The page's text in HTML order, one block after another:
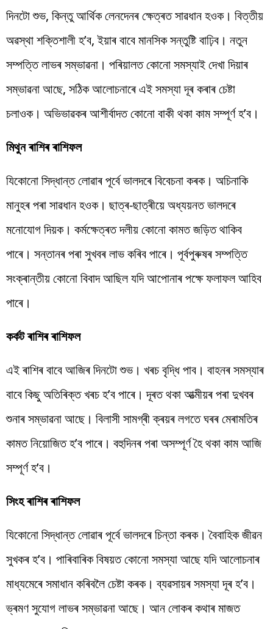
দিনটো শুভ, কিন্তু আৰ্থিক লেনদেনৰ ক্ষেত্ৰত সাৱধান হওক। বিত্তীয়
অৱস্থা শক্তিশালী হ’ব, ইয়াৰ বাবে মানসিক সন্তুষ্টি বাঢ়িব। নতুন
সম্পত্তি লাভৰ সম্ভাৱনা। পৰিয়ালত কোনো সমস্যাই দেখা দিয়াৰ
সম্ভাৱনা আছে, সঠিক আলোচনাৰে এই সমস্যা দূৰ কৰাৰ চেষ্টা
চলাওক। অভিভাৱকৰ আশীৰ্বাদত কোনো বাকী থকা কাম সম্পূৰ্ণ হ’ব।
মিথুন ৰাশিৰ ৰাশিফল
যিকোনো সিদ্ধান্ত লোৱাৰ পূৰ্বে ভালদৰে বিবেচনা কৰক। অচিনাকি
মানুহৰ পৰা সাৱধান হওক। ছাত্ৰ-ছাত্ৰীয়ে অধ্যয়নত ভালদৰে
মনোযোগ দিয়ক। কৰ্মক্ষেত্ৰত দলীয় কোনো কামত জড়িত থাকিব
পাৰে। সন্তানৰ পৰা সুখবৰ লাভ কৰিব পাৰে। পূৰ্বপুৰুষৰ সম্পত্তি
সংক্ৰান্তীয় কোনো বিবাদ আছিল যদি আপোনাৰ পক্ষে ফলাফল আহিব
পাৰে।
কৰ্কট ৰাশিৰ ৰাশিফল
এই ৰাশিৰ বাবে আজিৰ দিনটো শুভ। খৰচ বৃদ্ধি পাব। বাহনৰ সমস্যাৰ
বাবে কিছু অতিৰিক্ত খৰচ হ’ব পাৰে। দূৰত থকা আত্মীয়ৰ পৰা দুখবৰ
শুনাৰ সম্ভাৱনা আছে। বিলাসী সামগ্ৰী ক্ৰয়ৰ লগতে ঘৰৰ মেৰামতিৰ
কামত নিয়োজিত হ’ব পাৰে। বহুদিনৰ পৰা অসম্পূৰ্ণ হৈ থকা কাম আজি
সম্পূৰ্ণ হ’ব।
সিংহ ৰাশিৰ ৰাশিফল
যিকোনো সিদ্ধান্ত লোৱাৰ পূৰ্বে ভালদৰে চিন্তা কৰক। বৈবাহিক জীৱন
সুখকৰ হ’ব। পাৰিবাৰিক বিষয়ত কোনো সমস্যা আছে যদি আলোচনাৰ
মাধ্যমেৰে সমাধান কৰিবলৈ চেষ্টা কৰক। ব্যৱসায়ৰ সমস্যা দূৰ হ’ব।
ভ্ৰমণ সুযোগ লাভৰ সম্ভাৱনা আছে। আন লোকৰ কথাৰ মাজত